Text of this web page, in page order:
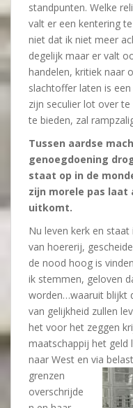
standpunten. Welke
valt er een kentering
niet dat ik niet meer
degelijk maar er valt
handelen, kritiek naar
slachtoffer laten is
zijn seculier lot over
te bieden, zal
Tussen aardse
genoegdoening
staat op in de
zijn morele pas
uitkomt.
Nu leven kerk en
van hoererij,
de nood hoog is
ik stemmen, geloven
worden…waaruit blijkt
van gelijkheid zullen
het voor het zeggen
maatschappij het geld
naar West en via
grenzen
overschrijde